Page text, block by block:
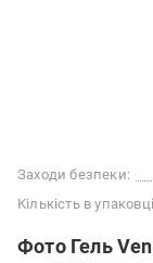
Заходи безпеки:
Кількість в
Фото Гель